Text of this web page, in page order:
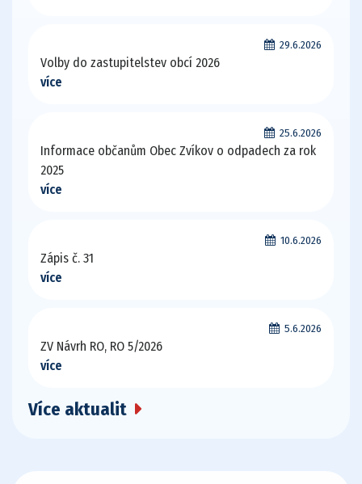
29.6.2026
Volby do zastupitelstev obcí 2026
více
25.6.2026
Informace občanům Obec Zvíkov o odpadech za rok
2025
více
10.6.2026
Zápis č. 31
více
5.6.2026
ZV Návrh RO, RO 5/2026
více
Více aktualit